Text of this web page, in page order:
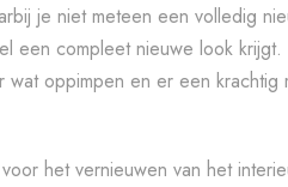
je niet meteen een volledig
een compleet nieuwe look krijgt.
oppimpen en er een krachtig
het vernieuwen van het